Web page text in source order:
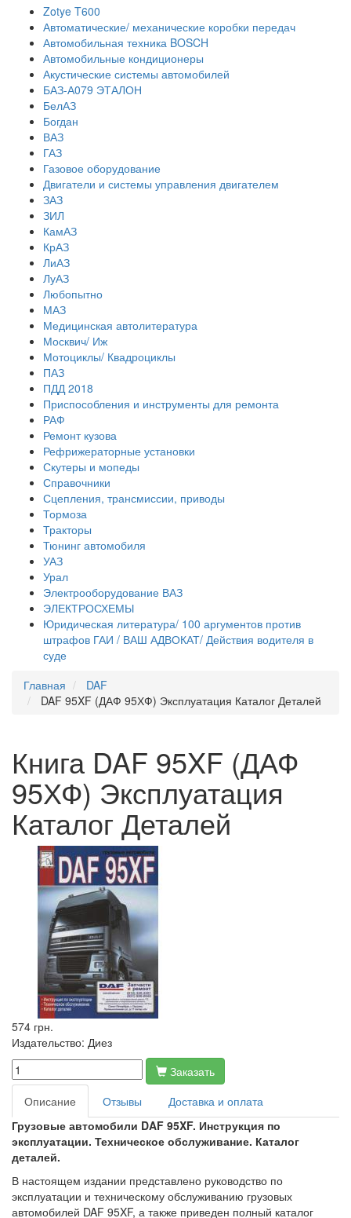
Zotye T600
Автоматические/ механические коробки передач
Автомобильная техника BOSCH
Автомобильные кондиционеры
Акустические системы автомобилей
БАЗ-А079 ЭТАЛОН
БелАЗ
Богдан
ВАЗ
ГАЗ
Газовое оборудование
Двигатели и системы управления двигателем
ЗАЗ
ЗИЛ
КамАЗ
КрАЗ
ЛиАЗ
ЛуАЗ
Любопытно
МАЗ
Медицинская автолитература
Москвич/ Иж
Мотоциклы/ Квадроциклы
ПАЗ
ПДД 2018
Приспособления и инструменты для ремонта
РАФ
Ремонт кузова
Рефрижераторные установки
Скутеры и мопеды
Справочники
Сцепления, трансмиссии, приводы
Тормоза
Тракторы
Тюнинг автомобиля
УАЗ
Урал
Электрооборудование ВАЗ
ЭЛЕКТРОСХЕМЫ
Юридическая литература/ 100 аргументов против
штрафов ГАИ / ВАШ АДВОКАТ/ Действия водителя в
суде
Главная
DAF
DAF 95XF (ДАФ 95ХФ) Эксплуатация Каталог Деталей
Книга DAF 95XF (ДАФ
95ХФ) Эксплуатация
Каталог Деталей
574 грн.
Издательство: Диез
Заказать
Описание
Отзывы
Доставка и оплата
Грузовые автомобили DAF 95XF. Инструкция по
эксплуатации. Техническое обслуживание. Каталог
деталей.
В настоящем издании представлено руководство по
эксплуатации и техническому обслуживанию грузовых
автомобилей DAF 95XF, а также приведен полный каталог